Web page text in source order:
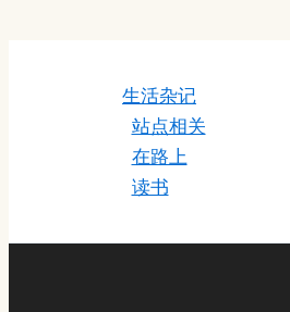
生活杂记
站点相关
在路上
读书